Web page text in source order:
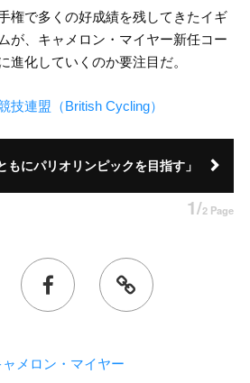
権で多くの好成績を残してきたイギ
が、キャメロン・マイヤー新任コー
進化していくのか要注目だ。
技連盟（British Cycling）
もにパリオリンピックを目指す」
1/2 Page
メロン・マイヤー